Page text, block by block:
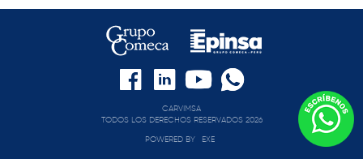
CARVIMSA
TODOS LOS DERECHOS RESERVADOS 2026
POWERED BY
EXE